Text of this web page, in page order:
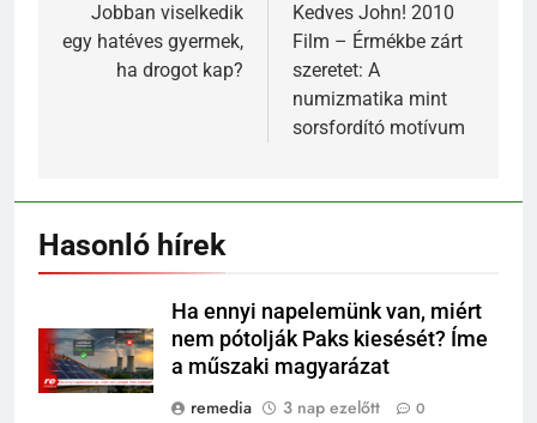
Jobban viselkedik
egy hatéves gyermek,
ha drogot kap?
Kedves John! 2010
Film – Érmékbe zárt
szeretet: A
numizmatika mint
sorsfordító motívum
Hasonló hírek
Ha ennyi napelemünk van, miért
nem pótolják Paks kiesését? Íme
a műszaki magyarázat
remedia
3 nap ezelőtt 0